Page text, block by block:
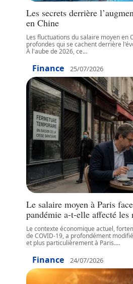
Les secrets derrière
en Chine
Les fluctuations du salaire moyen en
profondes qui se cachent derrière
À l'aube de 2026, ce…
Finance 25/07/2026
Le salaire moyen à Paris
pandémie a-t-elle affecté les
Le contexte économique actuel,
de COVID-19, a profondément
et plus particulièrement à Paris.…
Finance 24/07/2026